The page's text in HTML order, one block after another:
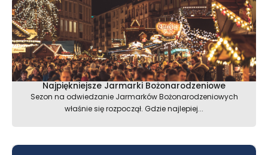
Najpiękniejsze Jarmarki Bożonarodzeniowe
Sezon na odwiedzanie Jarmarków Bożonarodzeniowych
właśnie się rozpoczął. Gdzie najlepiej...